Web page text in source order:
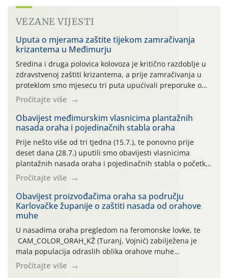
VEZANE VIJESTI
Uputa o mjerama zaštite tijekom zamračivanja
krizantema u Međimurju
Sredina i druga polovica kolovoza je kritično razdoblje u
zdravstvenoj zaštiti krizantema, a prije zamračivanja u
proteklom smo mjesecu tri puta upućivali preporuke o
preventivnim mjerama zaštite krizantema od najčešćih
uzročnika bolesti, štetnika i fito-fagnih grinja (23.7., 14.7.,
06.7.)! Na početku ovog mjeseca je zabilježeno je
povijesno i ekstremno vruće meteorološko razdoblje, uz
najviše temperature […]
Pročitajte više
Obavijest međimurskim vlasnicima plantažnih
nasada oraha i pojedinačnih stabla oraha
Prije nešto više od tri tjedna (15.7.), te ponovno prije
deset dana (28.7.) uputili smo obavijesti vlasnicima
plantažnih nasada oraha i pojedinačnih stabla o početku
leta i ovogodišnjoj potrebi usmjerenog suzbijanja
orahove muhe (Rhagoletis completa)! Već dvanaest dana
traje drugi ovogodišnji “toplinski udar”, koji naročito
izražen zadnja šest dana (31.7.-05.8.), jer najviše
temperature zraka svakodnevno […]
Pročitajte više
Obavijest proizvođačima oraha sa području
Karlovačke županije o zaštiti nasada od orahove
muhe
U nasadima oraha pregledom na feromonske lovke, te
CAM_COLOR_ORAH_KŽ (Turanj, Vojnić) zabilježena je
mala populacija odraslih oblika orahove muhe
(Rhagoletis completa). Niska brojnost može se objasniti
činjenicom da je riječ o mladim nasadima s vrlo malim
Pročitajte više